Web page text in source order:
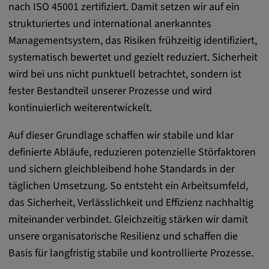
nach ISO 45001 zertifiziert. Damit setzen wir auf ein
strukturiertes und international anerkanntes
Managementsystem, das Risiken frühzeitig identifiziert,
systematisch bewertet und gezielt reduziert. Sicherheit
wird bei uns nicht punktuell betrachtet, sondern ist
fester Bestandteil unserer Prozesse und wird
kontinuierlich weiterentwickelt.
Auf dieser Grundlage schaffen wir stabile und klar
definierte Abläufe, reduzieren potenzielle Störfaktoren
und sichern gleichbleibend hohe Standards in der
täglichen Umsetzung. So entsteht ein Arbeitsumfeld,
das Sicherheit, Verlässlichkeit und Effizienz nachhaltig
miteinander verbindet. Gleichzeitig stärken wir damit
unsere organisatorische Resilienz und schaffen die
Basis für langfristig stabile und kontrollierte Prozesse.
zuzuordnen.
Cookie Laufzeit:
1 Jahr
Vimeo
Name:
_mkto_trk, singular_device_id, _vis_opt_s,
_gcl_au, FPAU, _rdt_uuid, _zitok,
_vis_opt_exp_124_combi,
_vis_opt_exp_140_combi, _vwo_ds,
_uetvid, ajs_anonymous_id, _vwo_uuid,
_vwo_uuid_v2, _ga, _ga_W66Y5HELXX,
_cfuvid, __q_state_oerwbSnkKEjaiD3g,
apple_analytics, _clck, cookie_consent_v3